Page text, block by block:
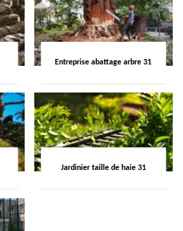
Entreprise abattage arbre 31
Jardinier taille de haie 31